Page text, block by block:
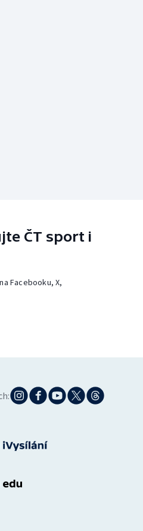
ČT sport i
Facebooku, X,